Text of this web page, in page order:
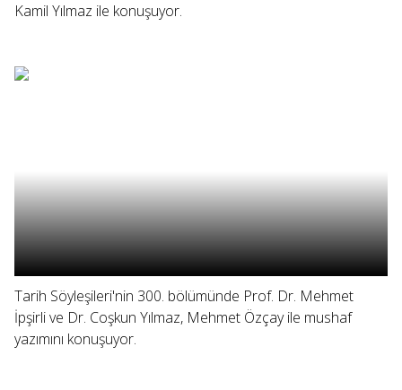
Kamil Yılmaz ile konuşuyor.
Tarih Söyleşileri'nin 300. bölümünde Prof. Dr. Mehmet
İpşirli ve Dr. Coşkun Yılmaz, Mehmet Özçay ile mushaf
yazımını konuşuyor.